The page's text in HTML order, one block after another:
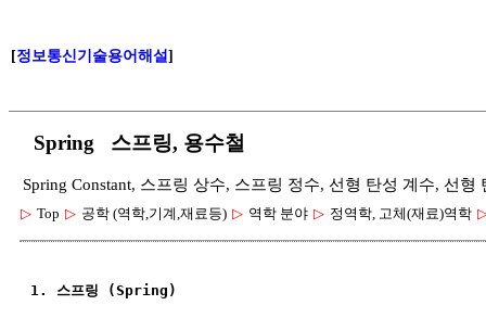
[정보통신기술용어해설]
Spring 스프링, 용수철
Spring Constant, 스프링 상수, 스프링 정수, 선형 탄성 계수, 선형
▷ Top ▷ 공학 (역학,기계,재료등) ▷ 역학 분야 ▷ 정역학, 고체(재료)역학
1. 스프링 (Spring)